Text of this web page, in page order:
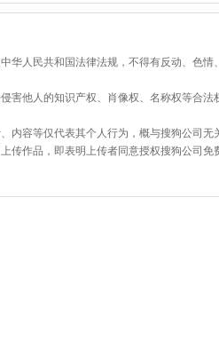
华人民共和国法律法规，不得有反动、色
害他人的知识产权、肖像权、名称权等合
内容等仅代表其个人行为，概与搜狗公司无
传作品，即表明上传者同意授权搜狗公司